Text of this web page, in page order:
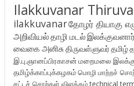
Ilakkuvanar
ilakkuvanarதோழர் தியாகு
அறிவியல்தாழி மடல்
வைகை அனிசுதிருவள்ளுவர்தமிழ்
இ.பு.ஞானப்பிரகாசன் மறைமலை
தமிழ்க்காப்புக்கழகம் மொழி மாற்றச்
சட்டச் சொற்கள் விளக்கம்technical